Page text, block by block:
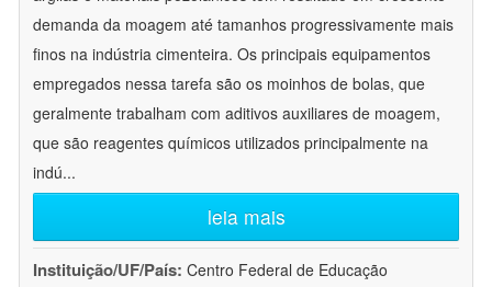
demanda da moagem até tamanhos progressivamente mais
finos na indústria cimenteira. Os principais equipamentos
empregados nessa tarefa são os moinhos de bolas, que
geralmente trabalham com aditivos auxiliares de moagem,
que são reagentes químicos utilizados principalmente na
indú...
leia mais
Instituição/UF/País: Centro Federal de Educação